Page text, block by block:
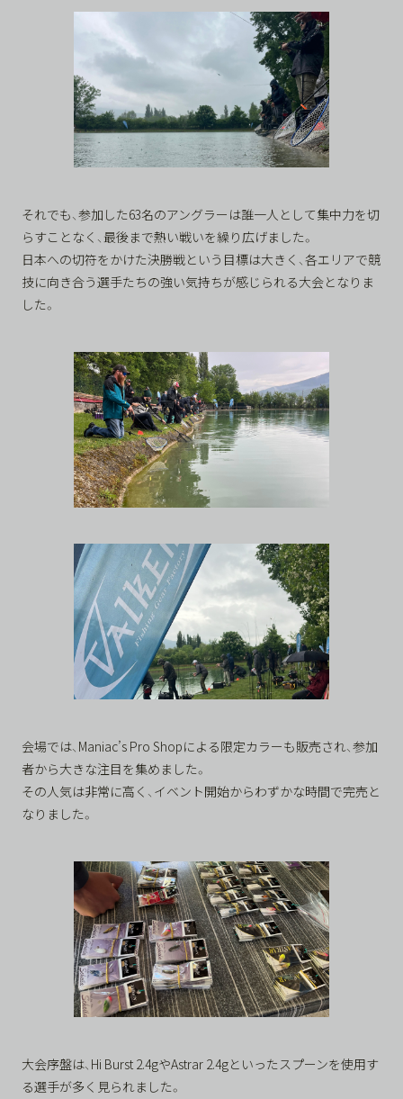
それでも、参加した63名のアングラーは誰一人として集中力を切
らすことなく、最後まで熱い戦いを繰り広げました。
日本への切符をかけた決勝戦という目標は大きく、各エリアで競
技に向き合う選手たちの強い気持ちが感じられる大会となりま
した。
会場では、Maniac’s Pro Shopによる限定カラーも販売され、参加
者から大きな注目を集めました。
その人気は非常に高く、イベント開始からわずかな時間で完売と
なりました。
大会序盤は、Hi Burst 2.4gやAstrar 2.4gといったスプーンを使用す
る選手が多く見られました。